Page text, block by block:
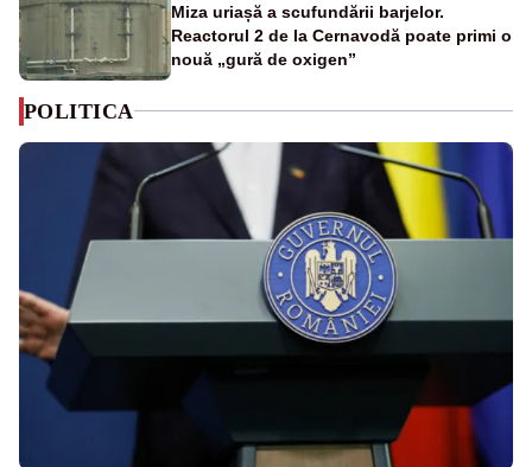
Miza uriașă a scufundării barjelor.
Reactorul 2 de la Cernavodă poate primi o
nouă „gură de oxigen”
POLITICA